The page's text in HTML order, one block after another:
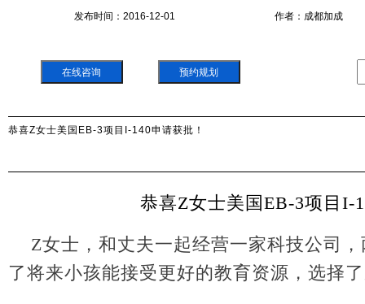
发布时间：2016-12-01 作者：成都加成
在线咨询 预约规划
恭喜Z女士美国EB-3项目I-140申请获批！
恭喜Z女士美国 EB-3项目 I-
Z女士，和丈夫一起经营一家科技公司
了将来小孩能接受更好的教育资源，选择